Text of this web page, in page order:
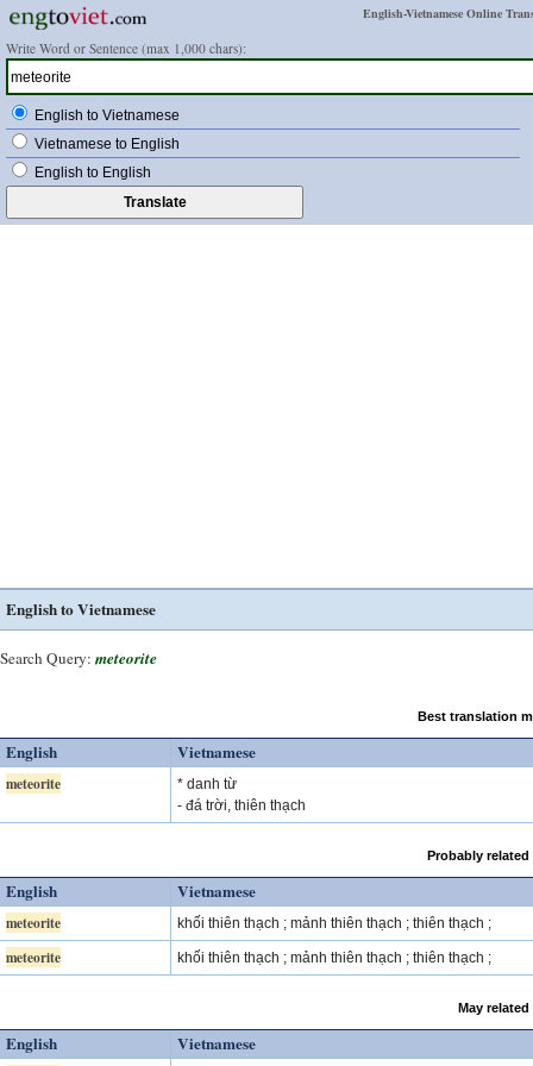
English-Vietnamese Online
Write Word or Sentence (max 1,000 chars):
English to Vietnamese
Vietnamese to English
English to English
English to Vietnamese
Search Query: meteorite
Best translation
English Vietnamese
meteorite
* danh từ
- đá trời, thiên thạch
Probably
English Vietnamese
meteorite khối thiên thạch ; mảnh thiên thạch ; thiên thạch ;
meteorite khối thiên thạch ; mảnh thiên thạch ; thiên thạch ;
May
English Vietnamese